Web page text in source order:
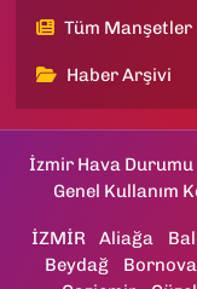
Tüm Manşetler
Haber Arşivi
İzmir Hava Durumu
Genel Kullanım
İZMİR Aliağa
Beydağ
Bornova